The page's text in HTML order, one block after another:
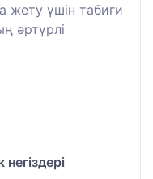
жету үшін табиғи
әртүрлі